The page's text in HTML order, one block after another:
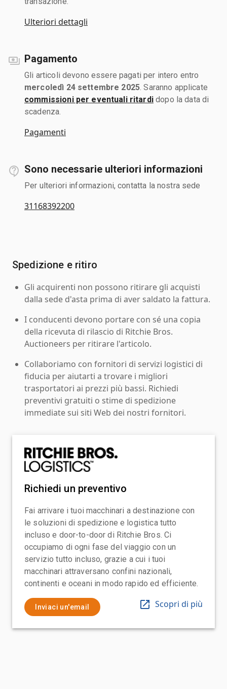
Ulteriori dettagli
Pagamento
Gli articoli devono essere pagati per intero entro
mercoledì 24 settembre 2025 . Saranno applicate
commissioni per eventuali ritardidopo la data di
scadenza.
Pagamenti
Sono necessarie ulteriori informazioni
Per ulteriori informazioni, contatta la nostra sede
31168392200
Spedizione e ritiro
Gli acquirenti non possono ritirare gli acquisti
dalla sede d'asta prima di aver saldato la fattura.
I conducenti devono portare con sé una copia
della ricevuta di rilascio di Ritchie Bros.
Auctioneers per ritirare l'articolo.
Collaboriamo con fornitori di servizi logistici di
fiducia per aiutarti a trovare i migliori
trasportatori ai prezzi più bassi. Richiedi
preventivi gratuiti o stime di spedizione
immediate sui siti Web dei nostri fornitori.
Richiedi un preventivo
Fai arrivare i tuoi macchinari a destinazione con
le soluzioni di spedizione e logistica tutto
incluso e door-to-door di Ritchie Bros. Ci
occupiamo di ogni fase del viaggio con un
servizio tutto incluso, grazie a cui i tuoi
macchinari attraversano confini nazionali,
continenti e oceani in modo rapido ed efficiente.
Inviaci un'email Scopri di più